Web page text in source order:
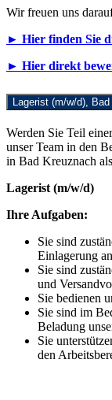
Wir freuen uns
► Hier finden Sie
► Hier direkt
Lagerist (m/w/d),
Werden Sie Teil
unser Team in den
in Bad Kreuznach
Lagerist (m/w/d)
Ihre Aufgaben:
Sie sind
Einlagerung
Sie sind
und
Sie bedienen
Sie sind im
Beladung
Sie
den